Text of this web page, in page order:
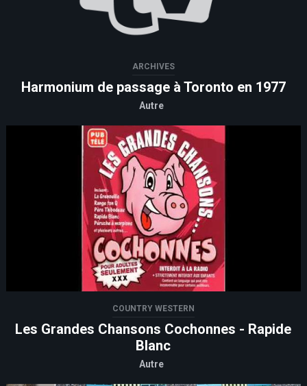
ARCHIVES
Harmonium de passage à Toronto en 1977
Autre
COUNTRY WESTERN
Les Grandes Chansons Cochonnes - Rapide
Blanc
Autre